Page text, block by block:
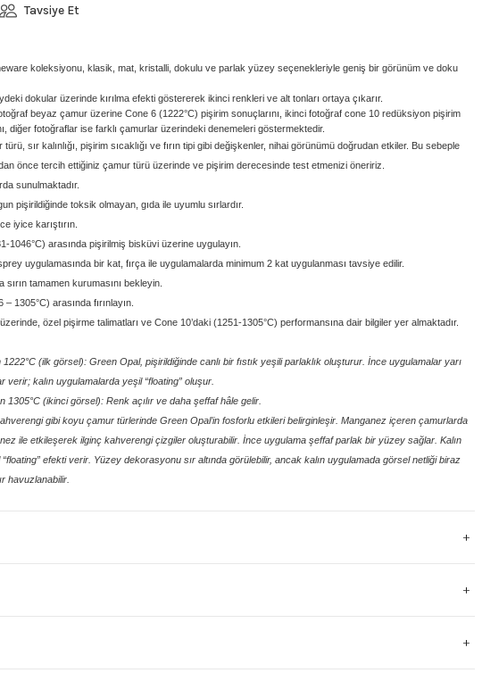
Tavsiye Et
koleksiyonu, klasik, mat, kristalli, dokulu ve parlak yüzey seçenekleriyle geniş bir görünüm ve doku
dokular üzerinde kırılma efekti göstererek ikinci renkleri ve alt tonları ortaya çıkarır.
beyaz çamur üzerine Cone 6 (1222°C) pişirim sonuçlarını, ikinci fotoğraf cone 10 redüksiyon pişirim
diğer fotoğraflar ise farklı çamurlar üzerindeki denemeleri göstermektedir.
türü, sır kalınlığı, pişirim sıcaklığı ve fırın tipi gibi değişkenler, nihai görünümü doğrudan etkiler. Bu sebeple
önce tercih ettiğiniz çamur türü üzerinde ve pişirim derecesinde test etmenizi öneririz.
sunulmaktadır.
pişirildiğinde toksik olmayan, gıda ile uyumlu sırlardır.
iyice karıştırın.
1046°C) arasında pişirilmiş bisküvi üzerine uygulayın.
uygulamasında bir kat, fırça ile uygulamalarda minimum 2 kat uygulanması tavsiye edilir.
sırın tamamen kurumasını bekleyin.
1305°C) arasında fırınlayın.
özel pişirme talimatları ve Cone 10’daki (1251-1305°C) performansına dair bilgiler yer almaktadır.
(ilk görsel): Green Opal, pişirildiğinde canlı bir fıstık yeşili parlaklık oluşturur. İnce uygulamalar yarı
verir; kalın uygulamalarda yeşil “floating” oluşur.
1305°C (ikinci görsel): Renk açılır ve daha şeffaf hâle gelir.
gibi koyu çamur türlerinde Green Opal’in fosforlu etkileri belirginleşir. Manganez içeren çamurlarda
ile etkileşerek ilginç kahverengi çizgiler oluşturabilir. İnce uygulama şeffaf parlak bir yüzey sağlar. Kalın
efekti verir. Yüzey dekorasyonu sır altında görülebilir, ancak kalın uygulamada görsel netliği biraz
havuzlanabilir.